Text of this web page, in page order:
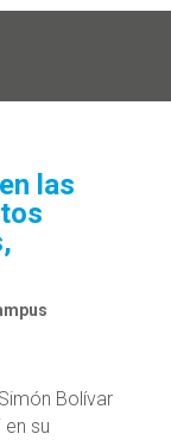
las
Bolívar
su